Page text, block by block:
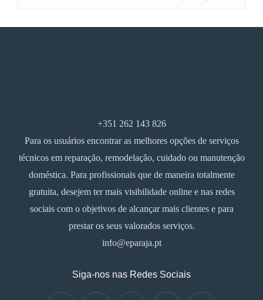
+351 262 143 826
Para os usuários encontrar as melhores opções de serviços
técnicos em reparação, remodelação, cuidado ou manutenção
doméstica. Para profissionais que de maneira totalmente
gratuita, desejem ter mais visibilidade online e nas redes
sociais com o objetivos de alcançar mais clientes e para
prestar os seus valorados serviços.
info@eparaja.pt
Siga-nos nas Redes Sociais